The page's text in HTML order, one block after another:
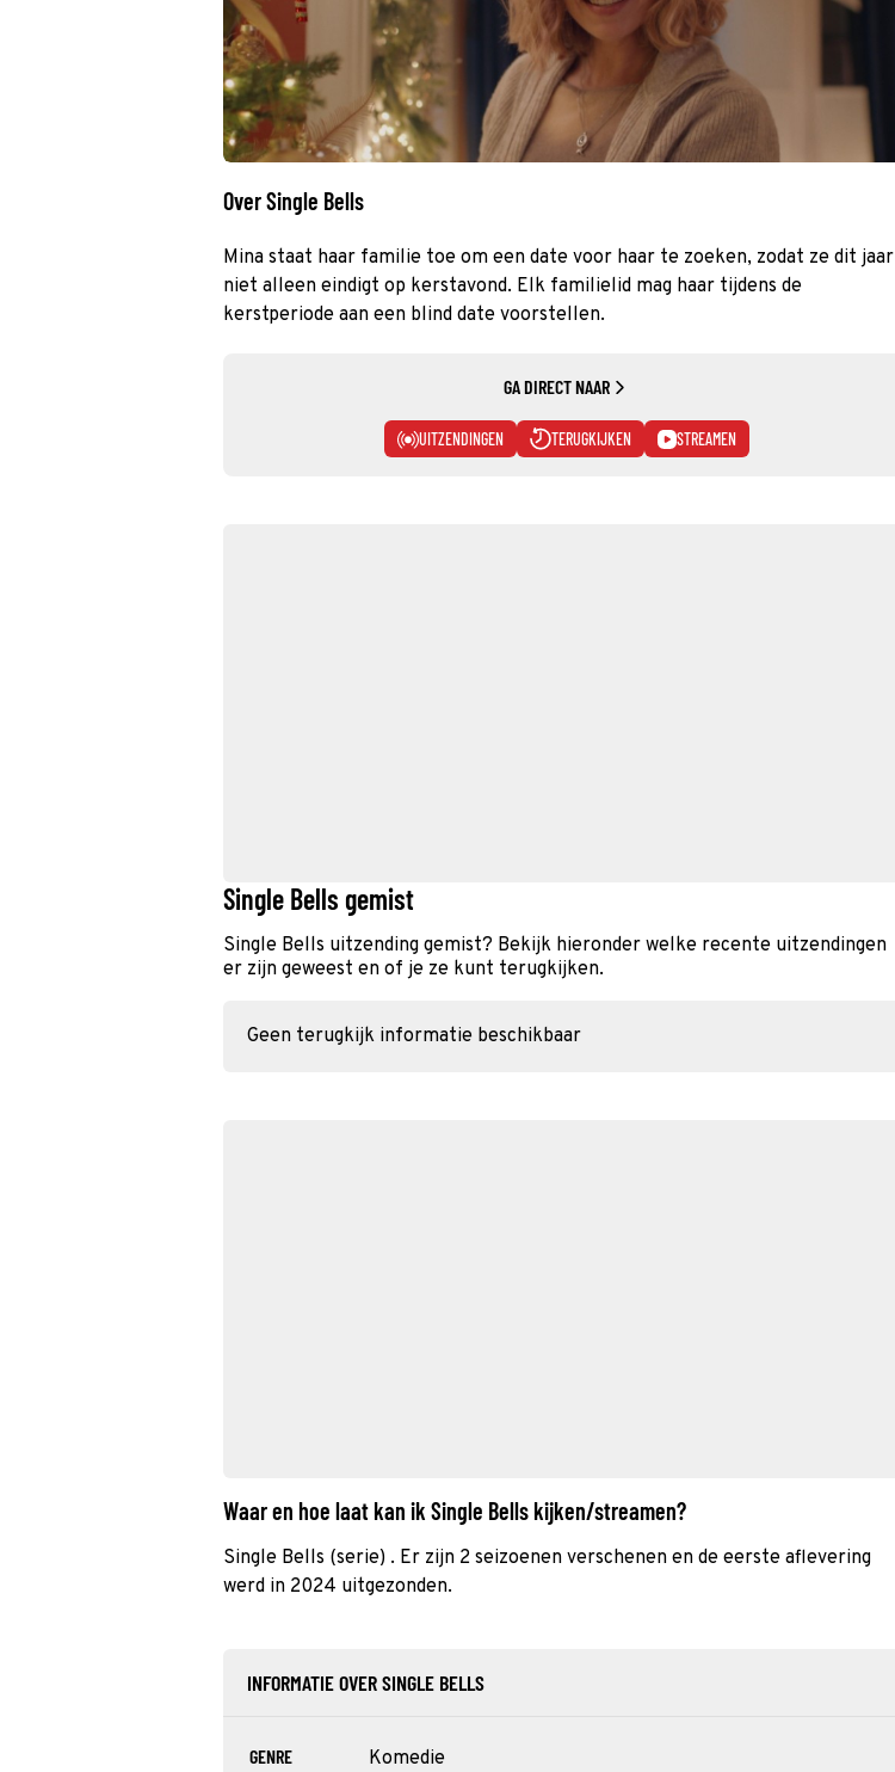
Over Single Bells
Mina staat haar familie toe om een date voor haar te zoeken, zodat ze dit jaar
niet alleen eindigt op kerstavond. Elk familielid mag haar tijdens de
kerstperiode aan een blind date voorstellen.
GA DIRECT NAAR
UITZENDINGEN TERUGKIJKEN STREAMEN
Single Bells gemist
Single Bells uitzending gemist? Bekijk hieronder welke recente uitzendingen
er zijn geweest en of je ze kunt terugkijken.
Geen terugkijk informatie beschikbaar
Waar en hoe laat kan ik Single Bells kijken/streamen?
Single Bells (serie) . Er zijn 2 seizoenen verschenen en de eerste aflevering
werd in 2024 uitgezonden.
INFORMATIE OVER SINGLE BELLS
GENRE Komedie